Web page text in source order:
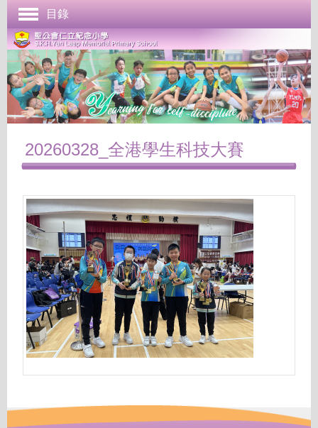
首頁
學校簡介
管理與組織
課程發展
成長支援
學生表現
校園生活
學校刊物
聯絡本校
目錄
20260328_全港學生科技大賽